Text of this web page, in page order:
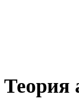
Теория